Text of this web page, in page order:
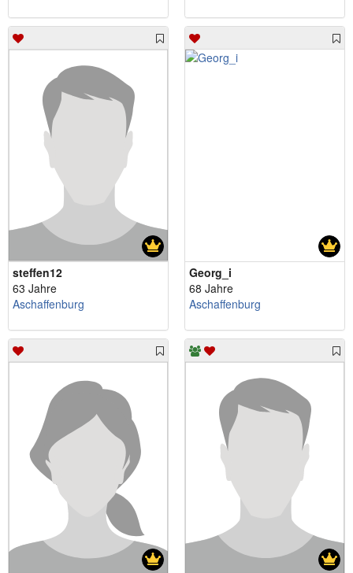
steffen12
63 Jahre
Aschaffenburg
Georg_i
68 Jahre
Aschaffenburg